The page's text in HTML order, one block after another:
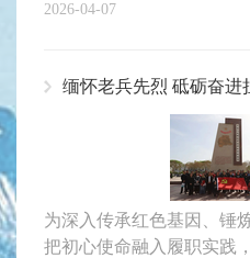
2026-04-07
为深入传承红色基因、锤
把初心使命融入履职实践